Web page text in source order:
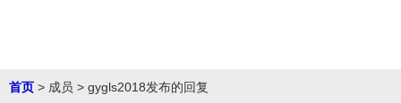
首页 > 成员 > gygls2018发布的回复